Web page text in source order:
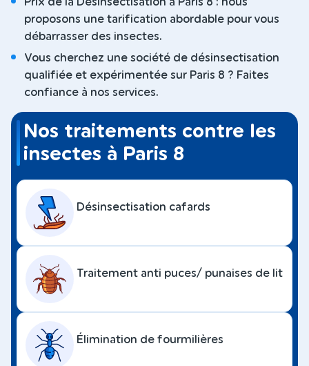
proposons une tarification abordable pour vous
débarrasser des insectes.
Vous cherchez une société de désinsectisation
qualifiée et expérimentée sur Paris 8 ? Faites
confiance à nos services.
Nos traitements contre les
insectes à Paris 8
Désinsectisation cafards
Traitement anti puces/ punaises de lit
Élimination de fourmilières